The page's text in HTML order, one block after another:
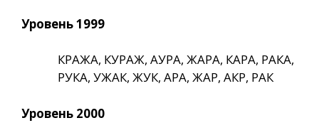
Уровень 1999
КРАЖА, КУРАЖ, АУРА, ЖАРА, КАРА, РАКА,
РУКА, УЖАК, ЖУК, АРА, ЖАР, АКР, РАК
Уровень 2000